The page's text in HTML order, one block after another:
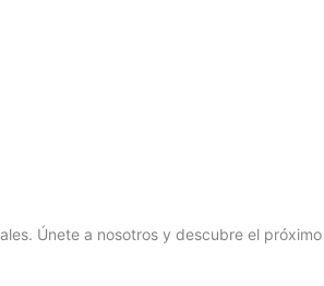
Únete a nosotros y descubre el